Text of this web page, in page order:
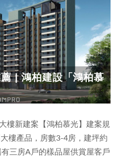
| 鴻柏建設「鴻柏慕
樓新建案【鴻柏慕光】建案規
樓產品，房數3-4房，建坪約
三房A戶的樣品屋供賞屋客戶